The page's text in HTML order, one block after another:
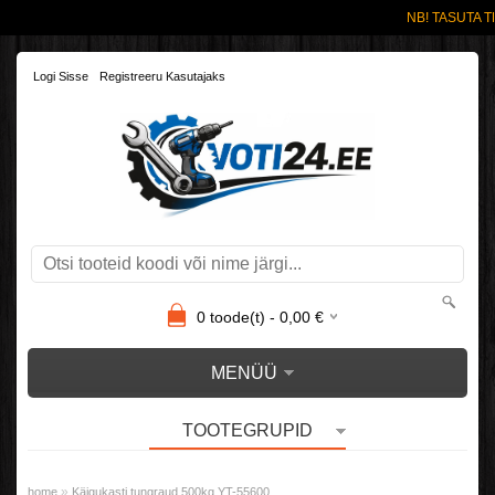
NB! TASUTA
Logi Sisse Registreeru Kasutajaks
0toode(t) - 0,00€
MENÜÜ
TOOTEGRUPID
home » Käigukasti tungraud 500kg YT-55600